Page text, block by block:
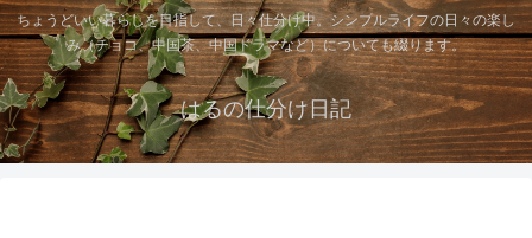
ちょうどいい暮らしを目指して、日々仕分け中。シンプルライフの日々の楽し
み（チョコ、中国茶、中国ドラマなど）についても綴ります。
はるの仕分け日記